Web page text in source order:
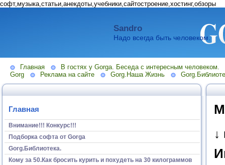
софт,музыка,статьи,анекдоты,учебники,сайтостроение,хостинг,обзоры
Sandro
Надо всегда быть человеком.
Главная
В гостях у Gorga. Беседа с интересным человеком.
Gorg
Реклама на сайте Gorg.Наша Жизнь
Главная
Внимание!!! Конкурс!!!
Подборка софта от Gorga
Gorg.Библиотека.
Кому за 50.Как бросить курить и похудеть на 30 килограммов